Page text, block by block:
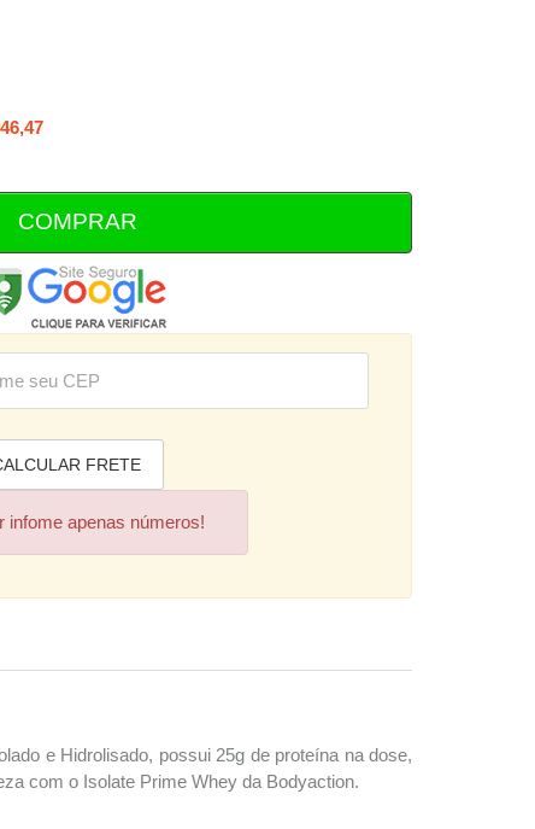
COMPRAR
infome apenas números!
e Hidrolisado, possui 25g de proteína na dose,
com o Isolate Prime Whey da Bodyaction.